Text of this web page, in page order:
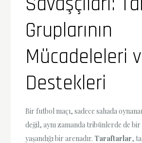
Gruplarının
Mücadeleleri
Destekleri
Bir futbol maçı, sadece sahada
değil, aynı zamanda tribünlerde de bir
yaşandığı bir arenadır. Taraftarlar,